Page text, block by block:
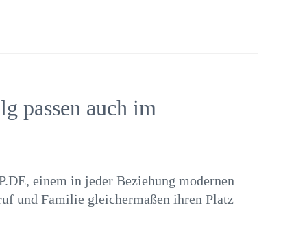
passen auch im
einem in jeder Beziehung modernen
und Familie gleichermaßen ihren Platz